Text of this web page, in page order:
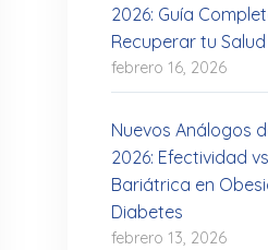
2026: Guía
Recuperar tu Salud
febrero 16, 2026
Nuevos Análogos
2026: Efectividad
Bariátrica en
Diabetes
febrero 13, 2026